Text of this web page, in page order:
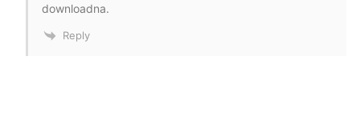
downloadna.
Reply